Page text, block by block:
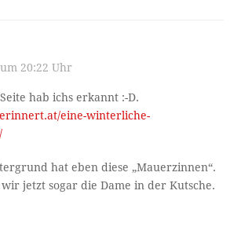
20:22 Uhr
hab ichs erkannt :-D.
eine-winterliche-
hat eben diese „Mauerzinnen“.
jetzt sogar die Dame in der Kutsche.